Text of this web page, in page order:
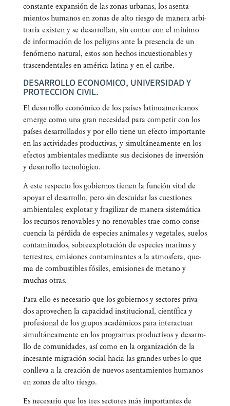
cons­tan­te expan­sión de las zonas urba­nas, los asen­ta­
mien­tos huma­nos en zonas de alto ries­go de mane­ra arbi­
tra­ria exis­ten y se desa­rro­llan, sin con­tar con el míni­mo
de infor­ma­ción de los peli­gros ante la pre­sen­cia de un
fenó­meno natu­ral, estos son hechos incues­tio­na­bles y
tras­cen­den­ta­les en amé­ri­ca lati­na y en el caribe.
DESARROLLO ECONOMICO, UNIVERSIDAD Y
PROTECCION CIVIL.
El desa­rro­llo eco­nó­mi­co de los paí­ses lati­no­ame­ri­ca­nos
emer­ge como una gran nece­si­dad para com­pe­tir con los
paí­ses desa­rro­lla­dos y por ello tie­ne un efec­to impor­tan­te
en las acti­vi­da­des pro­duc­ti­vas, y simul­tá­nea­men­te en los
efec­tos ambien­ta­les median­te sus deci­sio­nes de inver­sión
y desa­rro­llo tecnológico.
A este res­pec­to los gobier­nos tie­nen la fun­ción vital de
apo­yar el desa­rro­llo, pero sin des­cui­dar las cues­tio­nes
ambien­ta­les; explo­tar y fra­gi­li­zar de mane­ra sis­te­má­ti­ca
los recur­sos reno­va­bles y no reno­va­bles trae como con­se­
cuen­cia la pér­di­da de espe­cies ani­ma­les y vege­ta­les, sue­los
con­ta­mi­na­dos, sobre­ex­plo­ta­ción de espe­cies mari­nas y
terres­tres, emi­sio­nes con­ta­mi­nan­tes a la atmos­fe­ra, que­
ma de com­bus­ti­bles fósi­les, emi­sio­nes de metano y
muchas otras.
Para ello es nece­sa­rio que los gobier­nos y sec­to­res pri­va­
dos apro­ve­chen la capa­ci­dad ins­ti­tu­cio­nal, cien­tí­fi­ca y
pro­fe­sio­nal de los gru­pos aca­dé­mi­cos para inter­ac­tuar
simul­tá­nea­men­te en los pro­gra­mas pro­duc­ti­vos y desa­rro­
llo de comu­ni­da­des, así como en la orga­ni­za­ción de la
ince­san­te migra­ción social hacia las gran­des urbes lo que
con­lle­va a la crea­ción de nue­vos asen­ta­mien­tos huma­nos
en zonas de alto riesgo.
Es nece­sa­rio que los tres sec­to­res más impor­tan­tes de